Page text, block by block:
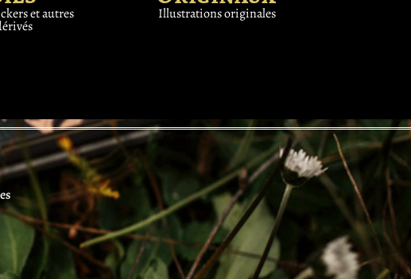
et autres Illustrations originales